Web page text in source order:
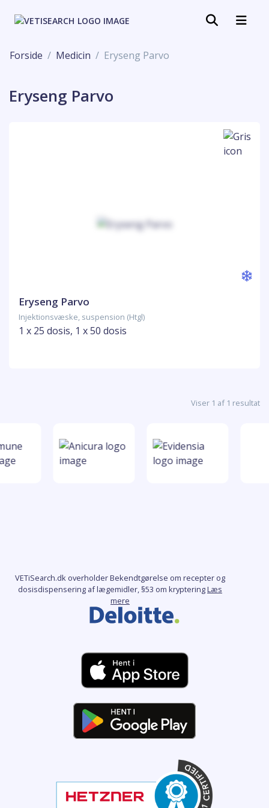
Forside Medicin Eryseng Parvo
Eryseng Parvo
Eryseng Parvo
Injektionsvæske, suspension (Htgl)
1 x 25 dosis, 1 x 50 dosis
Viser 1 af 1 resultat
VETiSearch.dk overholder Bekendtgørelse om recepter og
dosisdispensering af lægemidler, §53 om krypteringLæs
mere